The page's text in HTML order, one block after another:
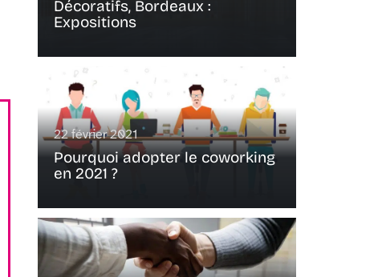
Décoratifs, Bordeaux :
Expositions
22 février 2021
Pourquoi adopter le coworking
en 2021 ?